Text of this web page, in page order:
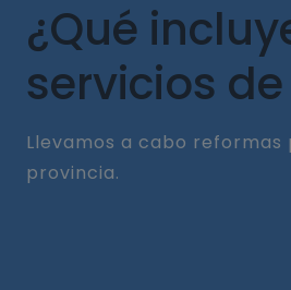
¿Qué
servicios
Llevamos a cabo
provincia.